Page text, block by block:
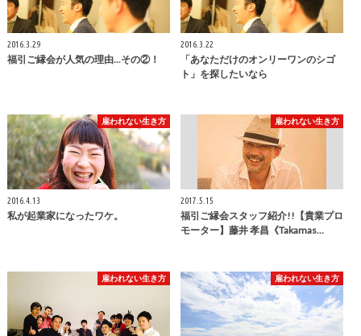
2016.3.29
福引ご縁会が人気の理由...その②！
2016.3.22
「あなただけのオンリーワンのシゴ
ト」を探したいなら
雇われない生き方
2016.4.13
私が起業家になったワケ。
雇われない生き方
2017.5.15
福引ご縁会スタッフ紹介!!【貴業プロ
モーター】藤井 孝昌《Takamas…
雇われない生き方 雇われない生き方